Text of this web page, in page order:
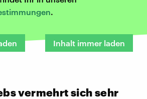
.
Inhalt immer laden
vermehrt sich sehr